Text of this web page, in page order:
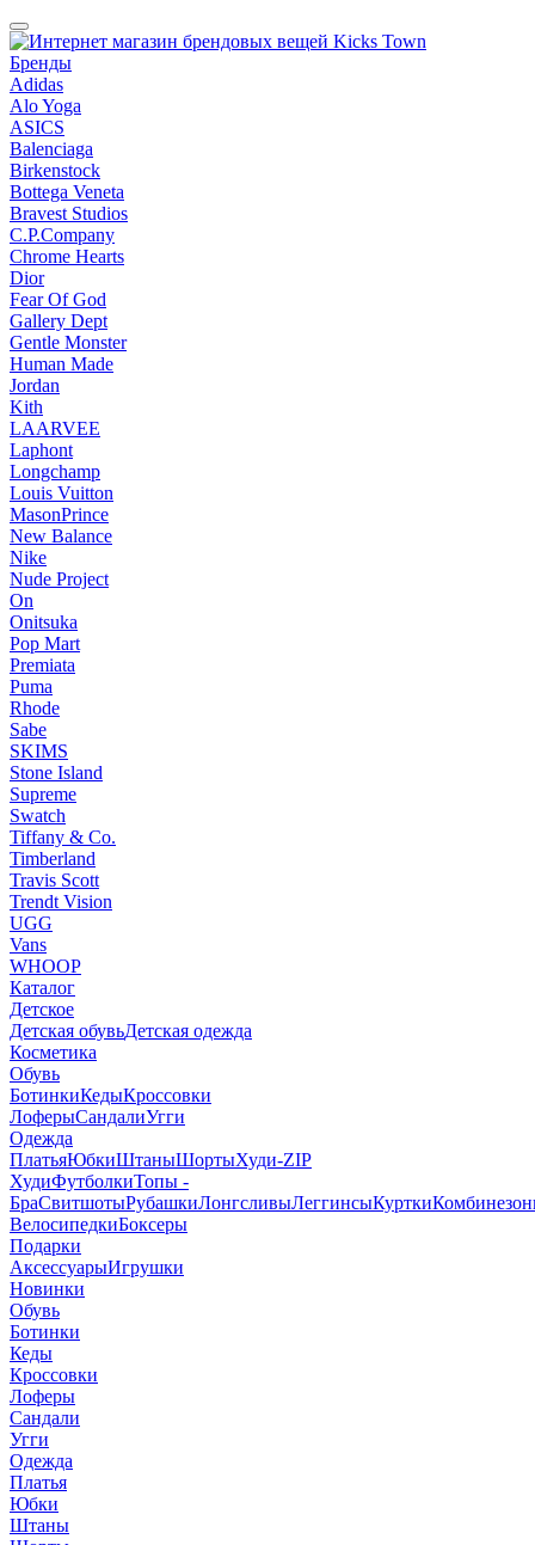
Бренды
Adidas
Alo Yoga
ASICS
Balenciaga
Birkenstock
Bottega Veneta
Bravest Studios
C.P.Company
Chrome Hearts
Dior
Fear Of God
Gallery Dept
Gentle Monster
Human Made
Jordan
Kith
LAARVEE
Laphont
Longchamp
Louis Vuitton
MasonPrince
New Balance
Nike
Nude Project
On
Onitsuka
Pop Mart
Premiata
Puma
Rhode
Sabe
SKIMS
Stone Island
Supreme
Swatch
Tiffany & Co.
Timberland
Travis Scott
Trendt Vision
UGG
Vans
WHOOP
Каталог
Детское
Детская обувьДетская одежда
Косметика
Обувь
БотинкиКедыКроссовки
ЛоферыСандалиУгги
Одежда
ПлатьяЮбкиШтаныШортыХуди-ZIP
ХудиФутболкиТопы -
БраСвитшотыРубашкиЛонгсливыЛеггинсыКуртки
ВелосипедкиБоксеры
Подарки
АксессуарыИгрушки
Новинки
Обувь
Ботинки
Кеды
Кроссовки
Лоферы
Сандали
Угги
Одежда
Платья
Юбки
Штаны